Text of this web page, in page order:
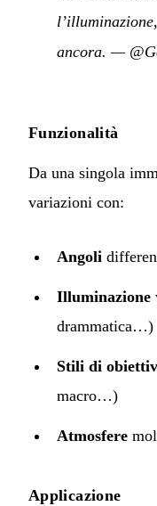
ancora. —
Funzionalità
Da una singola
variazioni con:
Angoli
Illuminazione
drammatica…)
Stili di
macro…)
Atmosfere
Applicazione